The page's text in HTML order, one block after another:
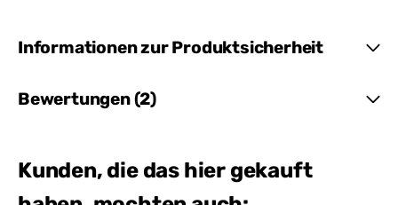
Informationen zur Produktsicherheit
Bewertungen (2)
Kunden, die das hier gekauft